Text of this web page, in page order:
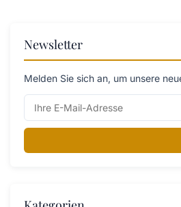
Newsletter
Melden Sie sich an, um unsere